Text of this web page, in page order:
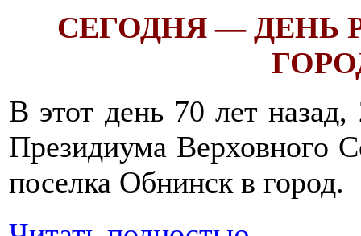
СЕГОДНЯ — ДЕНЬ
В этот день 70 лет
Президиума Верховного
поселка Обнинск в город.